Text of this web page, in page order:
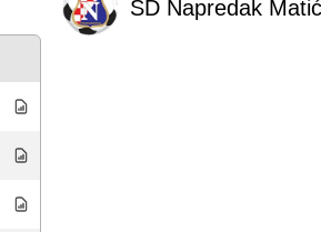
ŠD Napredak